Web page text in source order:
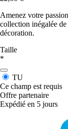
Amenez votre
collection inégalée
décoration.
Taille
*
TU
Ce champ est requis
Offre partenaire
Expédié en 5 jours